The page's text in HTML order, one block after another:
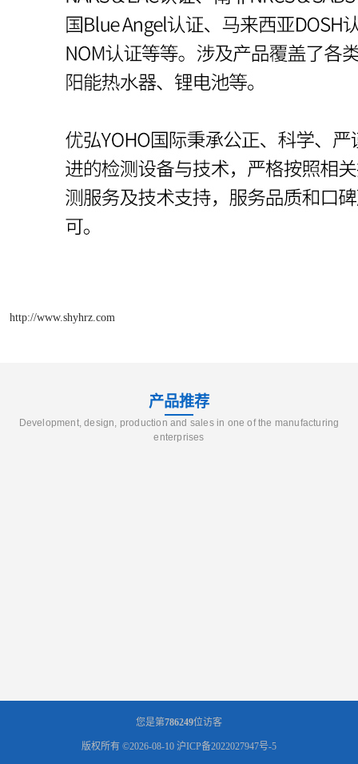
http://www.shyhrz.com
产品推荐
Development, design, production and sales in one of the manufacturing
enterprises
您是第786249位访客
版权所有 ©2026-08-10 沪ICP备2022027947号-5